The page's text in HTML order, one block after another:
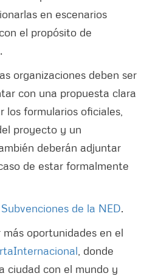
en escenarios
el propósito de
.
organizaciones deben ser
con una propuesta clara
formularios oficiales,
proyecto y un
deberán adjuntar
de estar formalmente
de la NED.
oportunidades en el
, donde
ciudad con el mundo y